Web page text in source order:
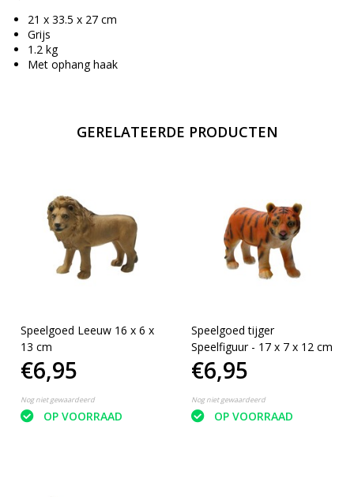
21 x 33.5 x 27 cm
Grijs
1.2 kg
Met ophang haak
GERELATEERDE PRODUCTEN
Speelgoed Leeuw 16 x 6 x
13 cm
€6,95
Nog niet gewaardeerd
OP VOORRAAD
Speelgoed tijger
Speelfiguur - 17 x 7 x 12 cm
€6,95
Nog niet gewaardeerd
OP VOORRAAD